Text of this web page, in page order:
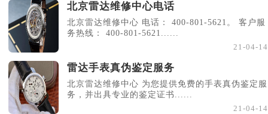
北京雷达维修中心电话
北京雷达维修中心 电话： 400-801-5621。 客户服
务热线： 400-801-5621......
21-04-14
雷达手表真伪鉴定服务
北京雷达维修中心 为您提供免费的手表真伪鉴定服
务，并出具专业的鉴定证书......
21-04-14